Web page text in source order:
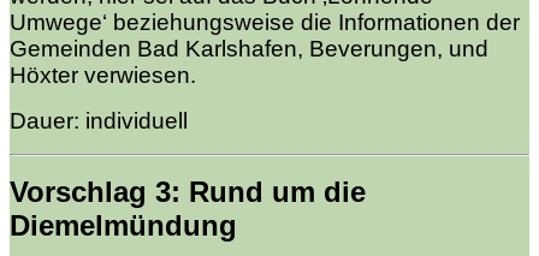
Umwege‘ beziehungsweise die Informationen der
Gemeinden Bad Karlshafen, Beverungen, und
Höxter verwiesen.
Dauer: individuell
Vorschlag 3: Rund um die
Diemelmündung